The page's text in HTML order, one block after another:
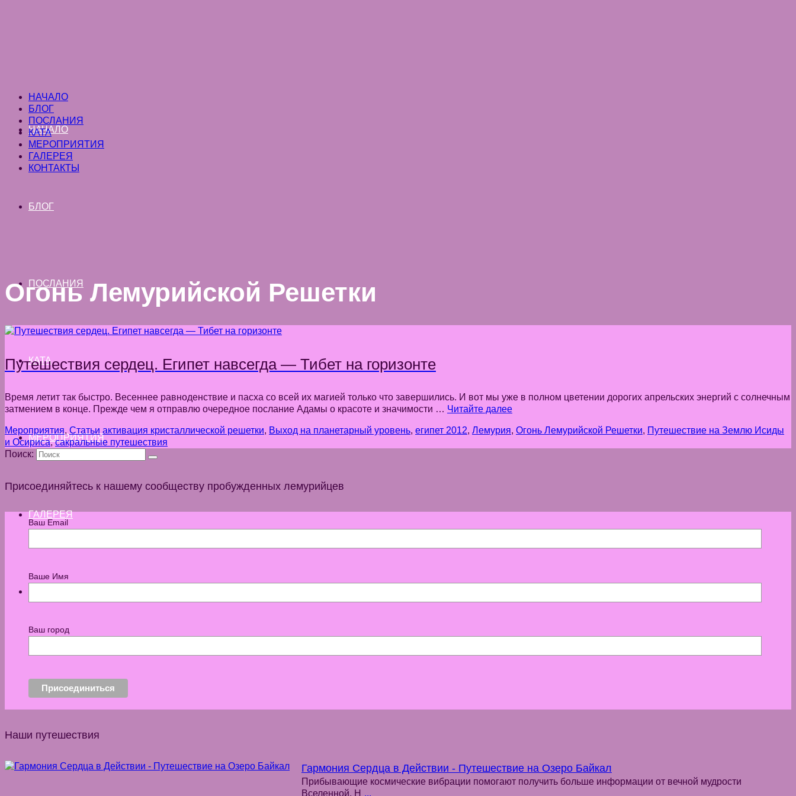
НАЧАЛО
БЛОГ
ПОСЛАНИЯ
КАТА
МЕРОПРИЯТИЯ
ГАЛЕРЕЯ
НАЧАЛО
БЛОГ
ПОСЛАНИЯ
КАТА
МЕРОПРИЯТИЯ
ГАЛЕРЕЯ
КОНТАКТЫ
Огонь Лемурийской Решетки
Путешествия сердец. Египет навсегда — Тибет на горизонте
Время летит так быстро. Весеннее равноденствие и пасха со всей их магией только что завершились. И вот мы уже в полном цветении дорогих апрельских энергий с солнечным
затмением в конце. Прежде чем я отправлю очередное послание Адамы о красоте и значимости … Читайте далее
Мероприятия, Статьи активация кристаллической решетки, Выход на планетарный уровень, египет 2012, Лемурия, Огонь Лемурийской Решетки, Путешествие на Землю Исиды
и Осириса,сакральные путешествия
Поиск:
Присоединяйтесь к нашему сообществу пробужденных лемурийцев
Ваш Email
Ваше Имя
Ваш город
Наши путешествия
Гармония Сердца в Действии - Путешествие на Озеро Байкал
Прибывающие космические вибрации помогают получить больше информации от вечной мудрости
Вселенной. Н ...